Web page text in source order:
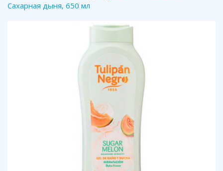
Сахарная дыня, 650 мл